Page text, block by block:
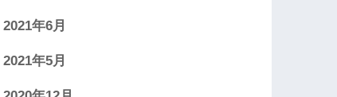
2021年6月
2021年5月